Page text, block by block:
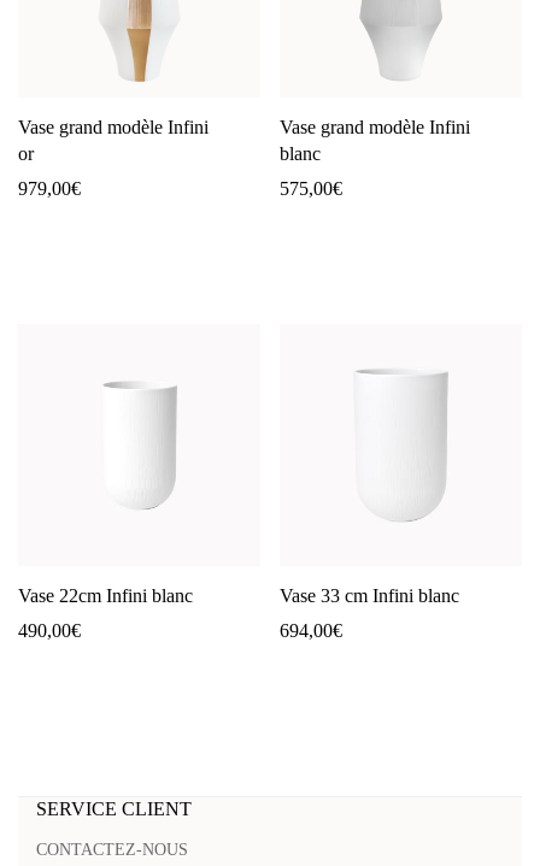
Vase grand modèle Infini
or
979,00€
Vase grand modèle Infini
blanc
575,00€
Vase 22cm Infini blanc
490,00€
Vase 33 cm Infini blanc
694,00€
SERVICE CLIENT
CONTACTEZ-NOUS